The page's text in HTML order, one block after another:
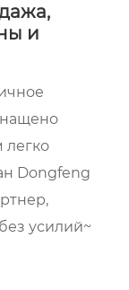
и
Dongfeng
усилий~